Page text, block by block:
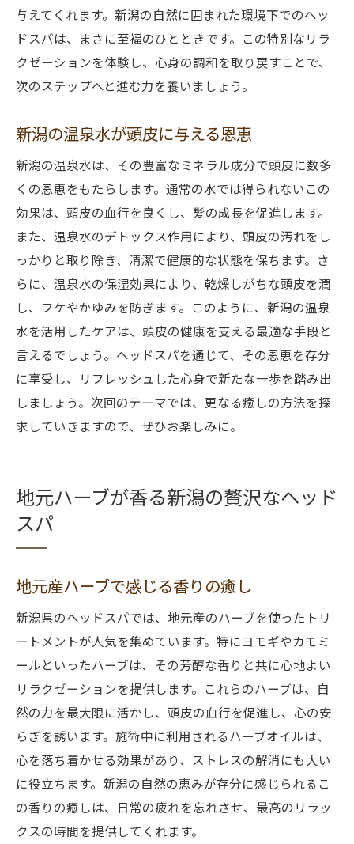
与えてくれます。新潟の自然に囲まれた環境下でのヘッ
ドスパは、まさに至福のひとときです。この特別なリラ
クゼーションを体験し、心身の調和を取り戻すことで、
次のステップへと進む力を養いましょう。
新潟の温泉水が頭皮に与える恩恵
新潟の温泉水は、その豊富なミネラル成分で頭皮に数多
くの恩恵をもたらします。通常の水では得られないこの
効果は、頭皮の血行を良くし、髪の成長を促進します。
また、温泉水のデトックス作用により、頭皮の汚れをし
っかりと取り除き、清潔で健康的な状態を保ちます。さ
らに、温泉水の保湿効果により、乾燥しがちな頭皮を潤
し、フケやかゆみを防ぎます。このように、新潟の温泉
水を活用したケアは、頭皮の健康を支える最適な手段と
言えるでしょう。ヘッドスパを通じて、その恩恵を存分
に享受し、リフレッシュした心身で新たな一歩を踏み出
しましょう。次回のテーマでは、更なる癒しの方法を探
求していきますので、ぜひお楽しみに。
地元ハーブが香る新潟の贅沢なヘッド
スパ
地元産ハーブで感じる香りの癒し
新潟県のヘッドスパでは、地元産のハーブを使ったトリ
ートメントが人気を集めています。特にヨモギやカモミ
ールといったハーブは、その芳醇な香りと共に心地よい
リラクゼーションを提供します。これらのハーブは、自
然の力を最大限に活かし、頭皮の血行を促進し、心の安
らぎを誘います。施術中に利用されるハーブオイルは、
心を落ち着かせる効果があり、ストレスの解消にも大い
に役立ちます。新潟の自然の恵みが存分に感じられるこ
の香りの癒しは、日常の疲れを忘れさせ、最高のリラッ
クスの時間を提供してくれます。